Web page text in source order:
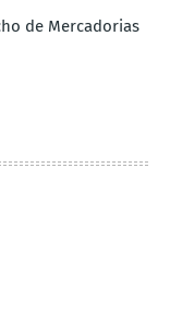
de Mercadorias